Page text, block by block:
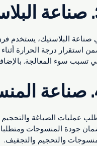
صناعة
صناعة البلاستيك، يستخدم
استقرار درجة الحرارة
تسبب سوء المعالجة.
صناعة
عمليات الصباغة
جودة المنسوجات
والتحجيم والتجفيف.